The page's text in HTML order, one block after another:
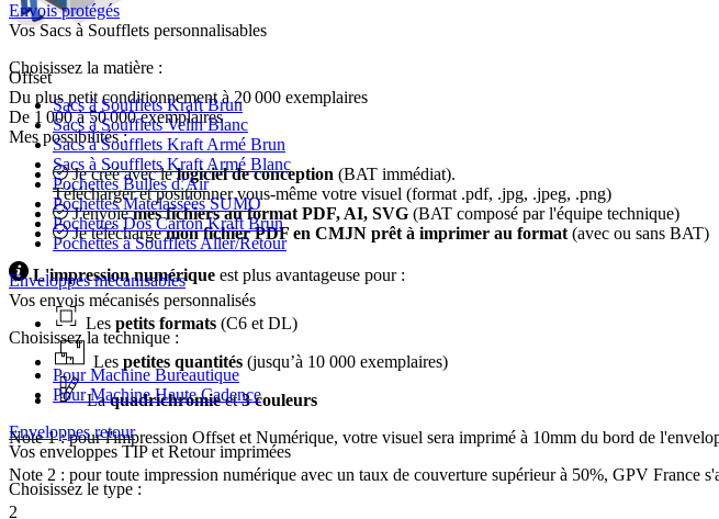
Envois protégés
Vos Sacs à Soufflets personnalisables
Choisissez la matière :
Sacs à Soufflets Kraft Brun
Sacs à Soufflets Velin Blanc
Sacs à Soufflets Kraft Armé Brun
Sacs à Soufflets Kraft Armé Blanc
Pochettes Bulles d’Air
Pochettes Matelassées SUMO
Pochettes Dos Carton Kraft Brun
Pochettes à Soufflets Aller/Retour
Enveloppes mécanisables
Vos envois mécanisés personnalisés
Choisissez la technique :
Pour Machine Bureautique
Pour Machine Haute Cadence
Enveloppes retour
Vos enveloppes TIP et Retour imprimées
Choisissez le type :
Offset
Du plus petit conditionnement à 20 000 exemplaires
De 1 000 à 50 000 exemplaires
Mes possibilités :
Je créé avec lelogiciel de conception (BAT immédiat).
Télécharger et positionner vous-même votre visuel (format .pdf, .jpg, .jpeg, .png)
J'envoiemes fichiers au format PDF, AI, SVG (BAT composé par l'équipe technique)
Je téléchargemon fichier PDF en CMJN prêt à imprimer au format (avec ou sans BAT)
L'impression numérique est plus avantageuse pour :
Les petits formats (C6 et DL)
Les petites quantités (jusqu’à 10 000 exemplaires)
Laquadrichromieet3 couleurs
Note 1 : pour l'impression Offset et Numérique, votre visuel sera imprimé à 10mm du bord de
Note 2 : pour toute impression numérique avec un taux de couverture supérieur à 50%, GPV France
2